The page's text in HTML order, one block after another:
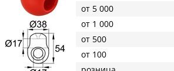
от 5 000
от 1 000
от 500
от 100